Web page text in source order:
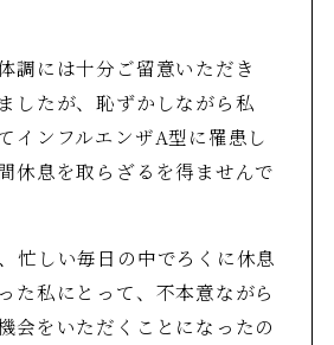
調には十分ご留意いただき
したが、恥ずかしながら私
インフルエンザA型に罹患し
休息を取らざるを得ませんで
忙しい毎日の中でろくに休息
た私にとって、不本意ながら
会をいただくことになったの